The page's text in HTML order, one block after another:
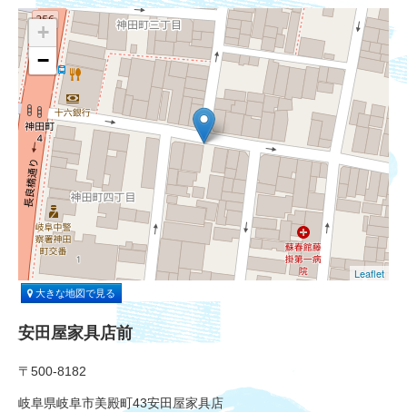
+
−
Leaflet
大きな地図で見る
安田屋家具店前
〒500-8182
岐阜県岐阜市美殿町43安田屋家具店